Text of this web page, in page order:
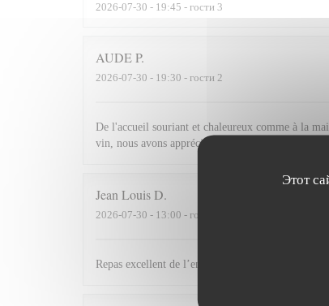
Этот
2026-07-30 - 19:45 - гости 3
AUDEP
2026-07-30 - 19:30 - гости 2
De l'accueil souriant et chaleureux comme à la
vin, nous avons apprécié ce dîner et souhaitons
Jean LouisD
2026-07-30 - 13:00 - гости 2
Repas excellent de l’entrée au dessert. Service